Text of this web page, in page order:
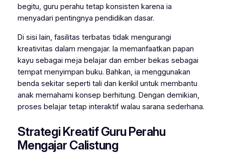
begitu, guru perahu tetap konsisten karena ia
menyadari pentingnya pendidikan dasar.
Di sisi lain, fasilitas terbatas tidak mengurangi
kreativitas dalam mengajar. Ia memanfaatkan papan
kayu sebagai meja belajar dan ember bekas sebagai
tempat menyimpan buku. Bahkan, ia menggunakan
benda sekitar seperti tali dan kerikil untuk membantu
anak memahami konsep berhitung. Dengan demikian,
proses belajar tetap interaktif walau sarana sederhana.
Strategi Kreatif Guru Perahu
Mengajar Calistung